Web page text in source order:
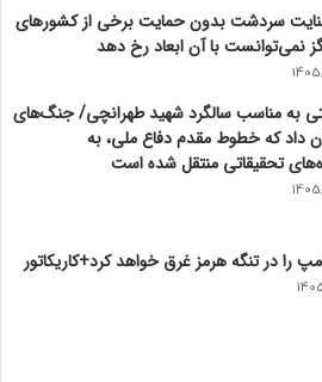
سردشت بدون حمایت برخی از کشورهای
نمی‌توانست با آن ابعاد رخ دهد
به مناسب سالگرد شهید طهرانچی/ جنگ‌های
داد که خطوط مقدم دفاع ملی، به
تحقیقاتی منتقل شده است
را در تنگه هرمز غرق خواهد کرد+کاریکاتور